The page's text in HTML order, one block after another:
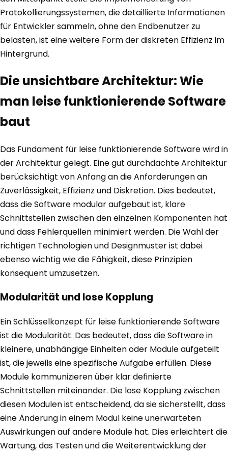
Protokollierungssystemen, die detaillierte Informationen
für Entwickler sammeln, ohne den Endbenutzer zu
belasten, ist eine weitere Form der diskreten Effizienz im
Hintergrund.
Die unsichtbare Architektur: Wie
man leise funktionierende Software
baut
Das Fundament für leise funktionierende Software wird in
der Architektur gelegt. Eine gut durchdachte Architektur
berücksichtigt von Anfang an die Anforderungen an
Zuverlässigkeit, Effizienz und Diskretion. Dies bedeutet,
dass die Software modular aufgebaut ist, klare
Schnittstellen zwischen den einzelnen Komponenten hat
und dass Fehlerquellen minimiert werden. Die Wahl der
richtigen Technologien und Designmuster ist dabei
ebenso wichtig wie die Fähigkeit, diese Prinzipien
konsequent umzusetzen.
Modularität und lose Kopplung
Ein Schlüsselkonzept für leise funktionierende Software
ist die Modularität. Das bedeutet, dass die Software in
kleinere, unabhängige Einheiten oder Module aufgeteilt
ist, die jeweils eine spezifische Aufgabe erfüllen. Diese
Module kommunizieren über klar definierte
Schnittstellen miteinander. Die lose Kopplung zwischen
diesen Modulen ist entscheidend, da sie sicherstellt, dass
eine Änderung in einem Modul keine unerwarteten
Auswirkungen auf andere Module hat. Dies erleichtert die
Wartung, das Testen und die Weiterentwicklung der